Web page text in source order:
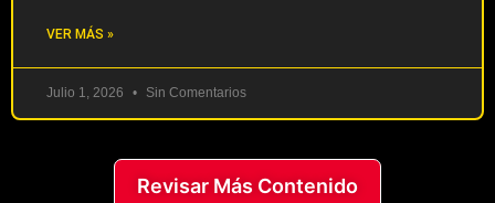
VER MÁS »
Julio 1, 2026 Sin Comentarios
Revisar Más Contenido